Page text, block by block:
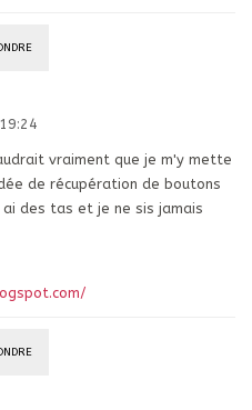
vraiment que je m'y mette
de récupération de boutons
des tas et je ne sis jamais